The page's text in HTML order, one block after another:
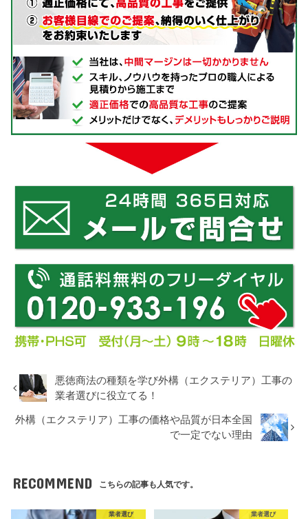
悪徳商法の種類を学び外構（エクステリア）工事の
業者選びに役立てる！
外構（エクステリア）工事の価格や品質が日本全国
で一定でない理由
RECOMMEND こちらの記事も人気です。
業者選び 業者選び